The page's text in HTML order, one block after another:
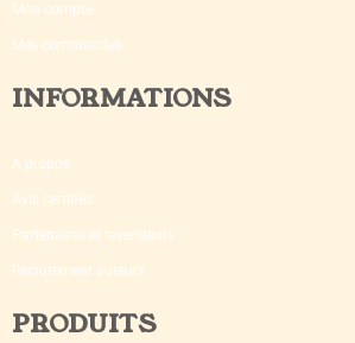
Mon compte
Mes commandes
INFORMATIONS
A propos
Avis certifiés
Partenaires et revendeurs
Recrutement auteurs
PRODUITS